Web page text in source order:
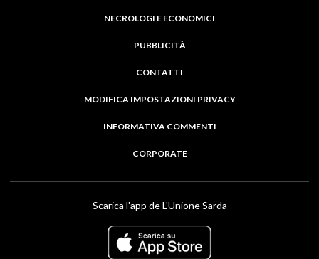
NECROLOGI E ECONOMICI
PUBBLICITÀ
CONTATTI
MODIFICA IMPOSTAZIONI PRIVACY
INFORMATIVA COMMENTI
CORPORATE
Scarica l'app de L'Unione Sarda